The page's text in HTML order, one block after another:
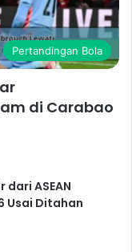
Pertandingan Bola
di Carabao
ASEAN
Usai Ditahan